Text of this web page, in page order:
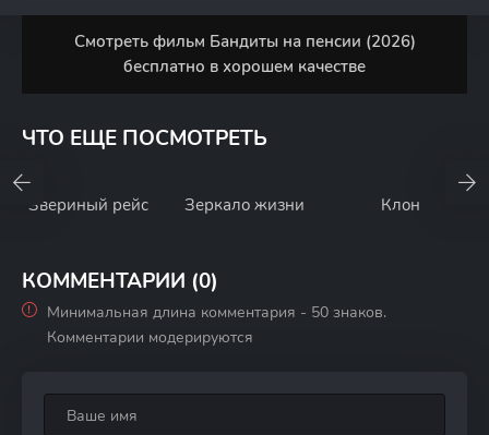
Смотреть фильм Бандиты на пенсии (2026)
бесплатно в хорошем качестве
ЧТО ЕЩЕ ПОСМОТРЕТЬ
Звериный рейс Зеркало жизни Клон
КОММЕНТАРИИ (0)
Минимальная длина комментария - 50 знаков.
Комментарии модерируются